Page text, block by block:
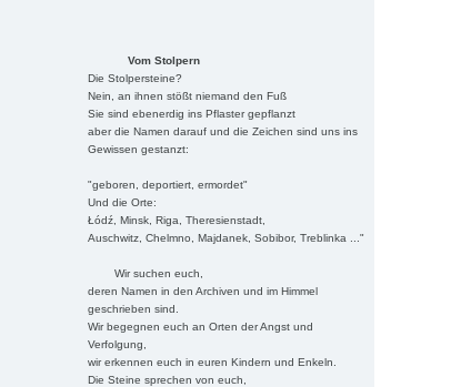
Vom Stolpern
Die Stolpersteine?
Nein, an ihnen stößt niemand den Fuß
Sie sind ebenerdig ins Pflaster gepflanzt
aber die Namen darauf und die Zeichen sind uns ins
Gewissen gestanzt:
"geboren, deportiert, ermordet"
Und die Orte:
Łódź, Minsk, Riga, Theresienstadt,
Auschwitz, Chelmno, Majdanek, Sobibor, Treblinka ..."
Wir suchen euch,
deren Namen in den Archiven und im Himmel
geschrieben sind.
Wir begegnen euch an Orten der Angst und
Verfolgung,
wir erkennen euch in euren Kindern und Enkeln.
Die Steine sprechen von euch,